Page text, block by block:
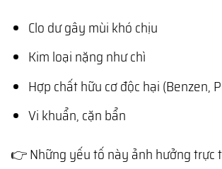
Clo dư gây mùi khó chịu
Kim loại nặng như chì
Hợp chất hữu cơ độc hại (Benzen,
Vi khuẩn, cặn bẩn
👉 Những yếu tố này ảnh hưởng trực